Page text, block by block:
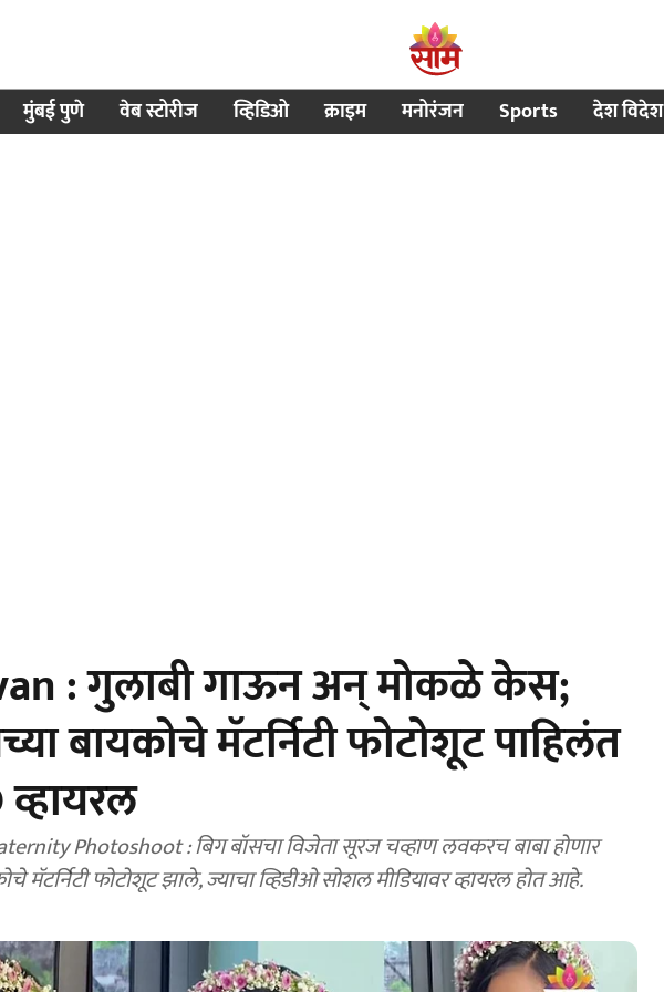
मुंबई पुणे वेब स्टोरीज व्हिडिओ क्राइम मनोरंजन Sports देश विदेश
: गुलाबी गाऊन अन् मोकळे केस;
बायकोचे मॅटर्निटी फोटोशूट पाहिलंत
Photoshoot : बिग बॉसचा विजेता सूरज चव्हाण लवकरच बाबा होणार
मॅटर्निटी फोटोशूट झाले, ज्याचा व्हिडीओ सोशल मीडियावर व्हायरल होत आहे.